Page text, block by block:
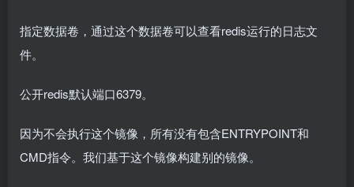
指定数据卷，通过这个数据卷可以查看redis运行的日志文
件。
公开redis默认端口6379。
因为不会执行这个镜像，所有没有包含ENTRYPOINT和
CMD指令。我们基于这个镜像构建别的镜像。